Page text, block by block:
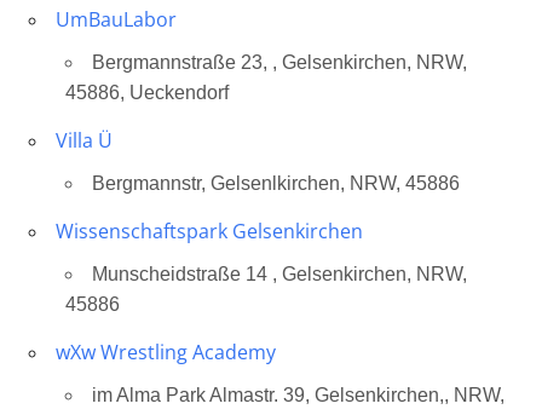
UmBauLabor
Bergmannstraße 23, , Gelsenkirchen, NRW,
45886, Ueckendorf
Villa Ü
Bergmannstr, Gelsenlkirchen, NRW, 45886
Wissenschaftspark Gelsenkirchen
Munscheidstraße 14 , Gelsenkirchen, NRW,
45886
wXw Wrestling Academy
im Alma Park Almastr. 39, Gelsenkirchen,, NRW,